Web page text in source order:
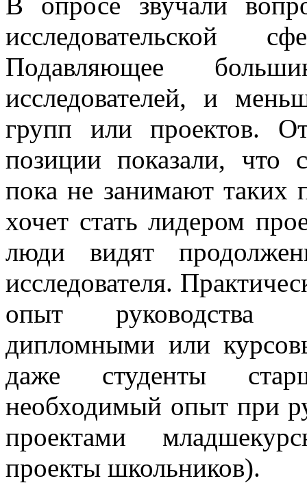
исследовательской
Подавляющее
исследователей, и
групп или проектов.
позиции показали, что
пока не занимают таких
хочет стать лидером
люди видят
исследователя.
опыт руководства
дипломными или
даже студенты
необходимый опыт при
проектами
проекты школьников).